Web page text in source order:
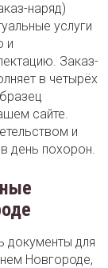
наряд)
услуги
и
Заказ-
в четырёх
сайте.
и
день похорон.
документы для
Новгороде,